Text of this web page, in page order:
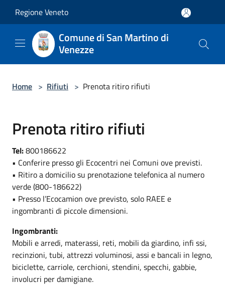
Regione Veneto
Comune di San Martino di
Venezze
Home > Rifiuti > Prenota ritiro rifiuti
Prenota ritiro rifiuti
Tel:800186622
• Conferire presso gli Ecocentri nei Comuni ove previsti.
• Ritiro a domicilio su prenotazione telefonica al numero
verde (800-186622)
• Presso l’Ecocamion ove previsto, solo RAEE e
ingombranti di piccole dimensioni.
Ingombranti:
Mobili e arredi, materassi, reti, mobili da giardino, infi ssi,
recinzioni, tubi, attrezzi voluminosi, assi e bancali in legno,
biciclette, carriole, cerchioni, stendini, specchi, gabbie,
involucri per damigiane.